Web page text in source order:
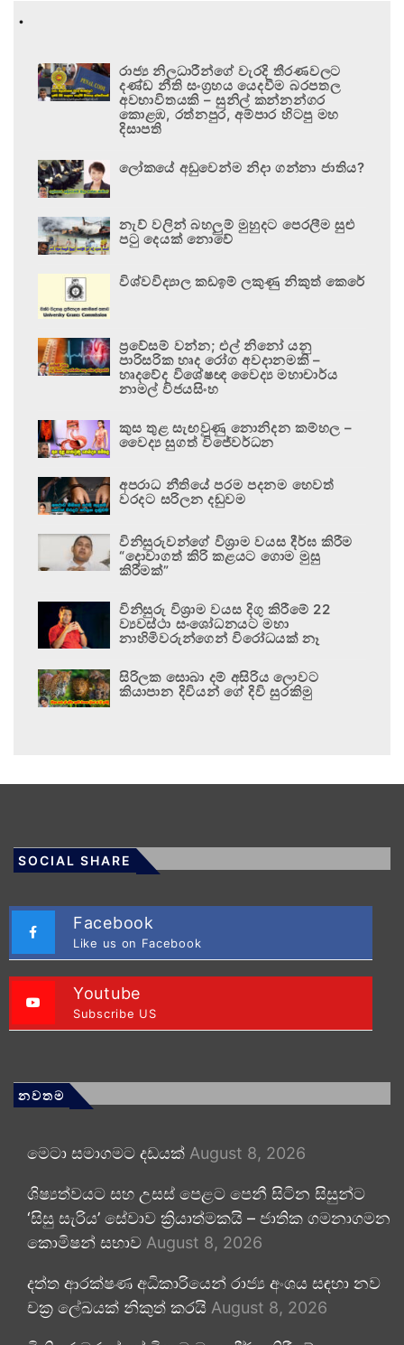
.
රාජ්‍ය නිලධාරීන්ගේ වැරදි තීරණවලට
දණ්ඩ නීති සංග්‍රහය යෙදවීම බරපතල
අවභාවිතයකි – සුනිල් කන්නන්ගර
කොළඹ, රත්නපුර, අම්පාර හිටපු මහ
දිසාපති
ලෝකයේ අඩුවෙන්ම නිදා ගන්නා ජාතිය?
නැව් වලින් බහලුම් මුහුදට පෙරලීම සුළු
පටු දෙයක් නොවේ
විශ්වවිද්‍යාල කඩඉම් ලකුණු නිකුත් කෙරේ
ප්‍රවේසම් වන්න; එල් නිනෝ යනු
පාරිසරික හෘද රෝග අවදානමකි –
හෘදවේද විශේෂඥ වෛද්‍ය මහාචාර්ය
නාමල් විජයසිංහ
කුස තුළ සැඟවුණු නොනිදන කම්හල –
වෛද්‍ය සුගත් විජේවර්ධන
අපරාධ නීතියේ පරම පදනම හෙවත්
වරදට සරිලන දඬුවම
විනිසුරුවන්ගේ විශ්‍රාම වයස දීර්ඝ කිරීම
“දොවාගත් කිරි කළයට ගොම මුසු
කිරීමක්”
විනිසුරු විශ්‍රාම වයස දිගු කිරීමේ 22
ව්‍යවස්ථා සංශෝධනයට මහා
නාහිමිවරුන්ගෙන් විරෝධයක් නෑ
සිරිලක සොබා දම් අසිරිය ලොවට
කියාපාන දිවියන් ගේ දිවි සුරකිමු
SOCIAL SHARE
Facebook
Like us on Facebook
Youtube
Subscribe US
නවතම
මෙටා සමාගමට දඩයක් August 8, 2026
ශිෂ්‍යත්වයට සහ උසස් පෙළට පෙනී සිටින සිසුන්ට
‘සිසු සැරිය’ සේවාව ක්‍රියාත්මකයි – ජාතික ගමනාගමන
කොමිෂන් සභාව August 8, 2026
දත්ත ආරක්ෂණ අධිකාරියෙන් රාජ්‍ය අංශය සඳහා නව
චක්‍ර ලේඛයක් නිකුත් කරයි August 8, 2026